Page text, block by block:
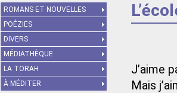
J’aime
Mais
ROMANS ET NOUVELLES
POÉZIES
DIVERS
MÉDIATHÈQUE
LA TORAH
À MÉDITER